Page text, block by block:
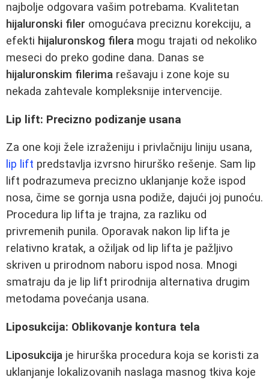
najbolje odgovara vašim potrebama. Kvalitetan
hijaluronski filer omogućava preciznu korekciju, a
efekti hijaluronskog filera mogu trajati od nekoliko
meseci do preko godine dana. Danas se
hijaluronskim filerima rešavaju i zone koje su
nekada zahtevale kompleksnije intervencije.
Lip lift: Precizno podizanje usana
Za one koji žele izraženiju i privlačniju liniju usana,
lip lift predstavlja izvrsno hirurško rešenje. Sam lip
lift podrazumeva precizno uklanjanje kože ispod
nosa, čime se gornja usna podiže, dajući joj punoću.
Procedura lip lifta je trajna, za razliku od
privremenih punila. Oporavak nakon lip lifta je
relativno kratak, a ožiljak od lip lifta je pažljivo
skriven u prirodnom naboru ispod nosa. Mnogi
smatraju da je lip lift prirodnija alternativa drugim
metodama povećanja usana.
Liposukcija: Oblikovanje kontura tela
Liposukcija je hirurška procedura koja se koristi za
uklanjanje lokalizovanih naslaga masnog tkiva koje